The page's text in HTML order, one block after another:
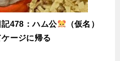
記478：ハム公
（仮名）
ージに帰る